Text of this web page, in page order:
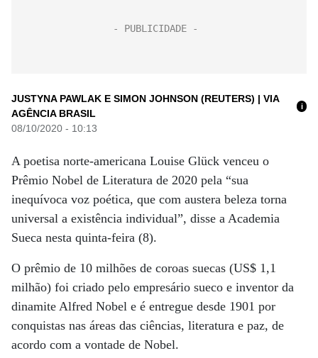
JUSTYNA PAWLAK E SIMON JOHNSON (REUTERS) | VIA
AGÊNCIA BRASIL
i
08/10/2020 - 10:13
A poetisa norte-americana Louise Glück venceu o
Prêmio Nobel de Literatura de 2020 pela “sua
inequívoca voz poética, que com austera beleza torna
universal a existência individual”, disse a Academia
Sueca nesta quinta-feira (8).
O prêmio de 10 milhões de coroas suecas (US$ 1,1
milhão) foi criado pelo empresário sueco e inventor da
dinamite Alfred Nobel e é entregue desde 1901 por
conquistas nas áreas das ciências, literatura e paz, de
acordo com a vontade de Nobel.